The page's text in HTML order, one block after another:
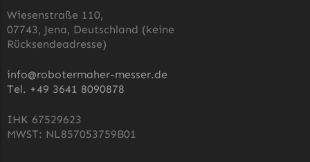
Wiesenstraße 110,
07743, Jena, Deutschland (keine
Rücksendeadresse)
info@robotermaher-messer.de
Tel. +49 3641 8090878
IHK 67529623
MWST: NL857053759B01